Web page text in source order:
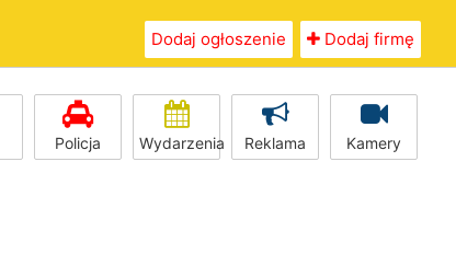
Dodaj ogłoszenie Dodaj firmę
Policja Wydarzenia Reklama Kamery